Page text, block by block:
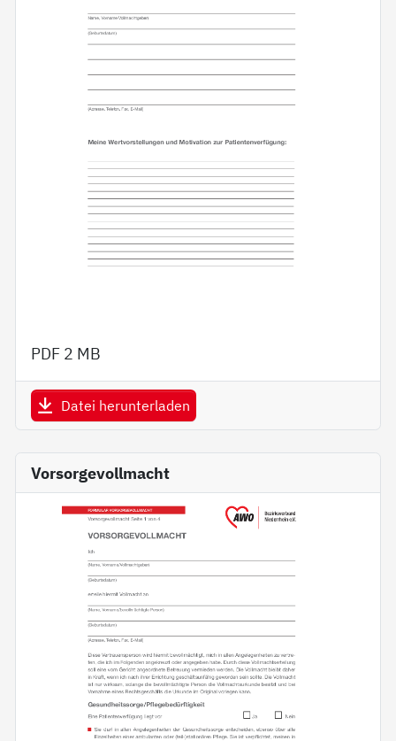
PDF 2 MB
Datei herunterladen
Vorsorgevollmacht